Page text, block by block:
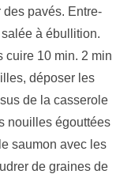
des pavés. Entre-
à ébullition.
cuire 10 min. 2 min
déposer les
de la casserole
nouilles égouttées
saumon avec les
de graines de